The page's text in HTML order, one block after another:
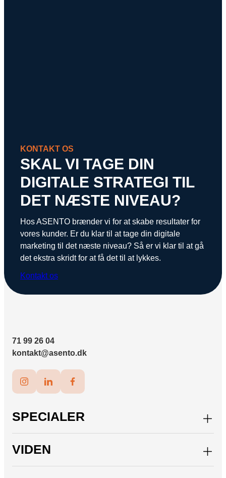
KONTAKT OS
SKAL VI TAGE DIN
DIGITALE STRATEGI TIL
DET NÆSTE NIVEAU?
Hos ASENTO brænder vi for at skabe resultater for
vores kunder. Er du klar til at tage din digitale
marketing til det næste niveau? Så er vi klar til at gå
det ekstra skridt for at få det til at lykkes.
Kontakt os
71 99 26 04
kontakt@asento.dk
SPECIALER
Paid Social
VIDEN